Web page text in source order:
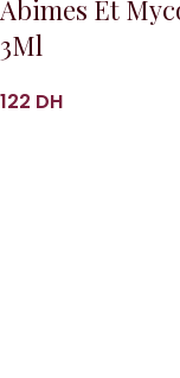
Abimes Et
3Ml
122 DH